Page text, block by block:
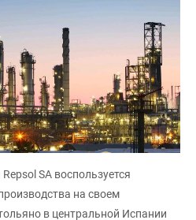
SA воспользуется
на своем
в центральной Испании